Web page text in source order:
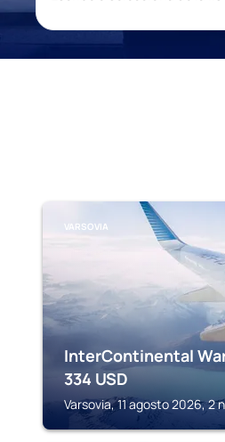
VARSOVIA
InterContinental
334 USD
Varsovia, 11 agosto 2026, 2